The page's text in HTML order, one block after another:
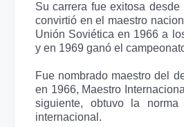
Su carrera fue exitosa desde
convirtió en el maestro
Unión Soviética en 1966 a
y en 1969 ganó el
Fue nombrado maestro del
en 1966, Maestro
siguiente, obtuvo la
internacional.